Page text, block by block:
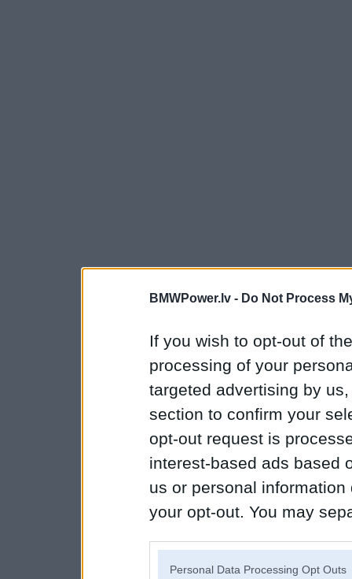
BMWPower.lv - Do Not Process
If you wish to opt-out of
processing of your
targeted advertising by
section to confirm your
opt-out request is
interest-based ads based
us or personal
your opt-out. You may
Personal Data Processing Opt Outs